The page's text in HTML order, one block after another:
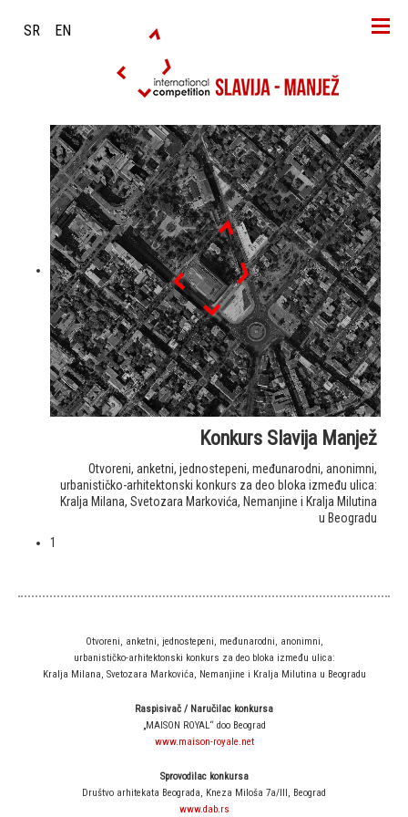
SR EN
Konkurs Slavija Manjež
Otvoreni, anketni, jednostepeni, međunarodni, anonimni,
urbanističko-arhitektonski konkurs za deo bloka između ulica:
Kralja Milana, Svetozara Markovića, Nemanjine i Kralja Milutina
u Beogradu
1
Otvoreni, anketni, jednostepeni, međunarodni, anonimni,
urbanističko-arhitektonski konkurs za deo bloka između ulica:
Kralja Milana, Svetozara Markovića, Nemanjine i Kralja Milutina u Beogradu
Raspisivač / Naručilac konkursa
„MAISON ROYAL“ doo Beograd
www.maison-royale.net
Sprovodilac konkursa
Društvo arhitekata Beograda, Kneza Miloša 7a/III, Beograd
www.dab.rs